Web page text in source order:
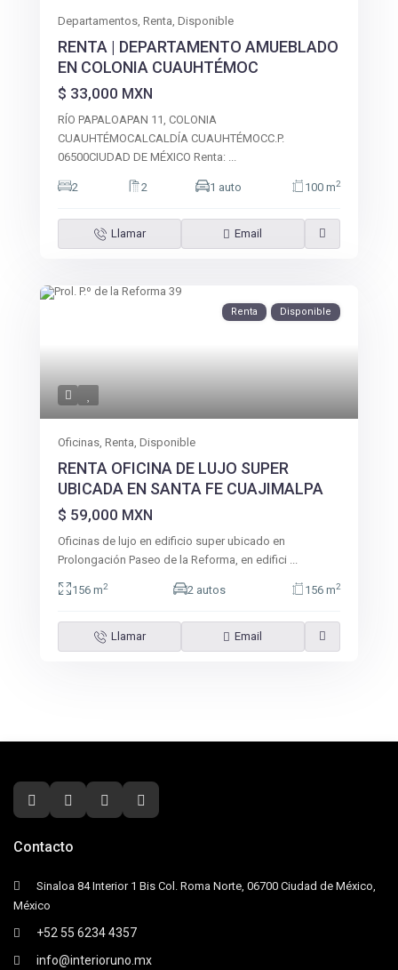
Departamentos,Renta,Disponible
RENTA | DEPARTAMENTO AMUEBLADO
EN COLONIA CUAUHTÉMOC
$ 33,000 MXN
RÍO PAPALOAPAN 11, COLONIA
CUAUHTÉMOCALCALDÍA CUAUHTÉMOCC.P.
06500CIUDAD DE MÉXICO Renta: ...
2 2 1 auto 100 m2
Llamar Email
Renta Disponible
Oficinas,Renta,Disponible
RENTA OFICINA DE LUJO SUPER
UBICADA EN SANTA FE CUAJIMALPA
$ 59,000 MXN
Oficinas de lujo en edificio super ubicado en
Prolongación Paseo de la Reforma, en edifici ...
156 m2 2 autos 156 m2
Llamar Email
Contacto
Sinaloa 84 Interior 1 Bis Col. Roma Norte, 06700 Ciudad de México,
México
+52 55 6234 4357
info@interioruno.mx